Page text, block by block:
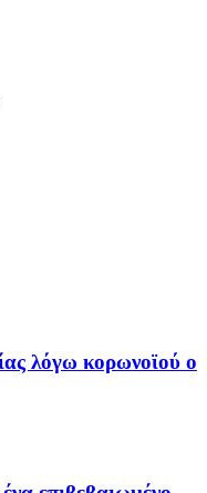
λόγω κορωνοϊού ο